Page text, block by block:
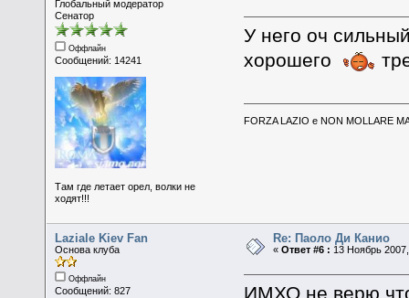
Глобальный модератор
Сенатор
Оффлайн
Сообщений: 14241
Там где летает орел, волки не
ходят!!!
У него оч
хорошего
FORZA LAZIO e NON MOLLARE
Laziale Kiev Fan
Основа клуба
Оффлайн
Сообщений: 827
Re: Паоло Ди Канио
«Ответ #6 : 13 Ноябрь
ИМХО не верю